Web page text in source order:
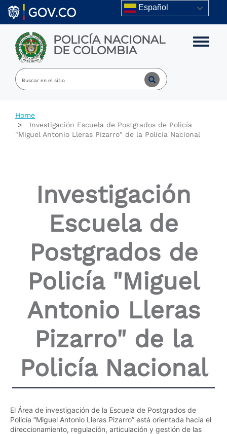
Skip to main content Español
POLICÍA NACIONAL
DE COLOMBIA Toggle
Home
Investigación Escuela de Postgrados de Policía
"Miguel Antonio Lleras Pizarro" de la Policía Nacional
Investigación
Escuela de
Postgrados de
Policía "Miguel
Antonio Lleras
Pizarro" de la
Policía Nacional
El Área de investigación de la Escuela de Postgrados de
Policía “Miguel Antonio Lleras Pizarro” está orientada hacia el
direccionamiento, regulación, articulación y gestión de las